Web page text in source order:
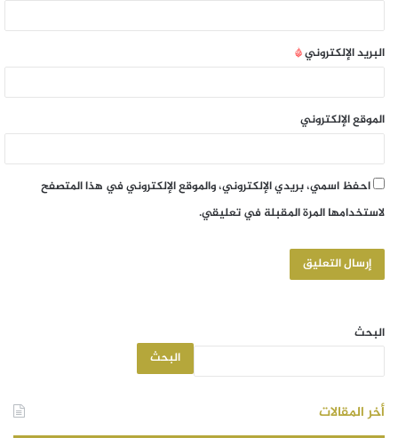
البريد الإلكتروني*
الموقع الإلكتروني
احفظ اسمي، بريدي الإلكتروني، والموقع الإلكتروني في هذا المتصفح
لاستخدامها المرة المقبلة في تعليقي.
البحث
البحث
أخر المقالات